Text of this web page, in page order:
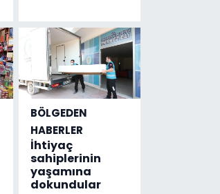
BÖLGEDEN
HABERLER
İhtiyaç
sahiplerinin
yaşamına
dokundular